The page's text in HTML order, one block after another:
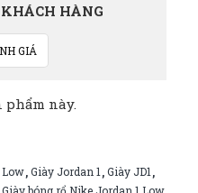
HÀNG
GIÁ
phẩm này.
Low,Giày Jordan 1 ,Giày JD1 ,